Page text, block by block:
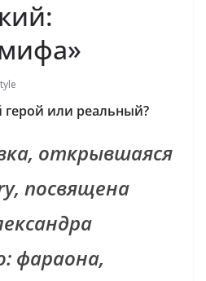
или реальный?
открывшаяся
посвящена
фараона,